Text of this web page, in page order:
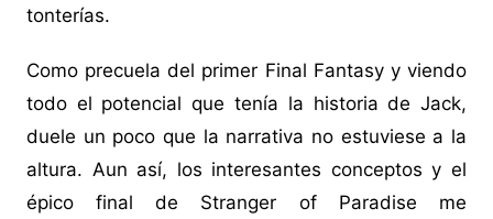
tonterías.
Como precuela del primer Final Fantasy y viendo
todo el potencial que tenía la historia de Jack,
duele un poco que la narrativa no estuviese a la
altura. Aun así, los interesantes conceptos y el
épico final de Stranger of Paradise me